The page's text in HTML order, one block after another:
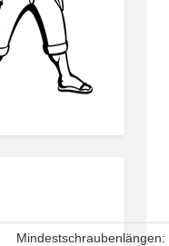
Mindestschraubenlängen: